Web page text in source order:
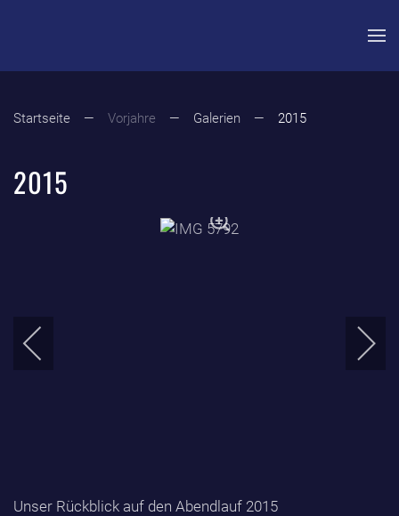
Startseite Vorjahre Galerien 2015
2015
Unser Rückblick auf den Abendlauf 2015